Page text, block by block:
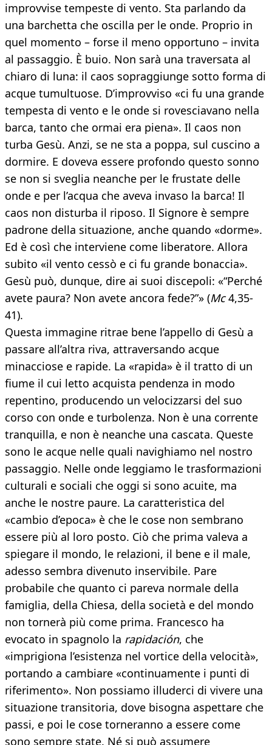
improvvise tempeste di vento. Sta parlando da
una barchetta che oscilla per le onde. Proprio in
quel momento – forse il meno opportuno – invita
al passaggio. È buio. Non sarà una traversata al
chiaro di luna: il caos sopraggiunge sotto forma di
acque tumultuose. D’improvviso «ci fu una grande
tempesta di vento e le onde si rovesciavano nella
barca, tanto che ormai era piena». Il caos non
turba Gesù. Anzi, se ne sta a poppa, sul cuscino a
dormire. E doveva essere profondo questo sonno
se non si sveglia neanche per le frustate delle
onde e per l’acqua che aveva invaso la barca! Il
caos non disturba il riposo. Il Signore è sempre
padrone della situazione, anche quando «dorme».
Ed è così che interviene come liberatore. Allora
subito «il vento cessò e ci fu grande bonaccia».
Gesù può, dunque, dire ai suoi discepoli: «“Perché
avete paura? Non avete ancora fede?”» (Mc4,35-
41).
Questa immagine ritrae bene l’appello di Gesù a
passare all’altra riva, attraversando acque
minacciose e rapide. La «rapida» è il tratto di un
fiume il cui letto acquista pendenza in modo
repentino, producendo un velocizzarsi del suo
corso con onde e turbolenza. Non è una corrente
tranquilla, e non è neanche una cascata. Queste
sono le acque nelle quali navighiamo nel nostro
passaggio. Nelle onde leggiamo le trasformazioni
culturali e sociali che oggi si sono acuite, ma
anche le nostre paure. La caratteristica del
«cambio d’epoca» è che le cose non sembrano
essere più al loro posto. Ciò che prima valeva a
spiegare il mondo, le relazioni, il bene e il male,
adesso sembra divenuto inservibile. Pare
probabile che quanto ci pareva normale della
famiglia, della Chiesa, della società e del mondo
non tornerà più come prima. Francesco ha
evocato in spagnolo la rapidación, che
«imprigiona l’esistenza nel vortice della velocità»,
portando a cambiare «continuamente i punti di
riferimento». Non possiamo illuderci di vivere una
situazione transitoria, dove bisogna aspettare che
passi, e poi le cose torneranno a essere come
sono sempre state. Né si può assumere